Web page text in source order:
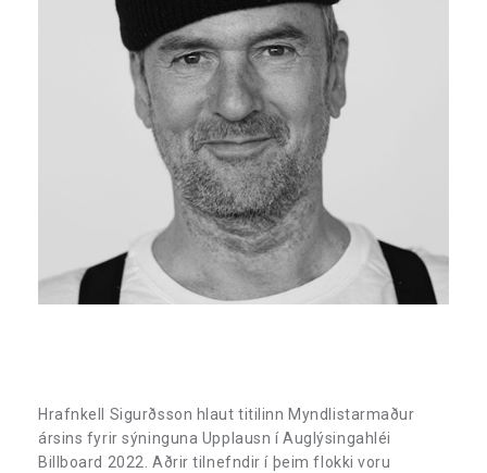
Hrafnkell Sigurðsson hlaut titilinn Myndlistarmaður
ársins fyrir sýninguna Upplausn í Auglýsingahléi
Billboard 2022. Aðrir tilnefndir í þeim flokki voru